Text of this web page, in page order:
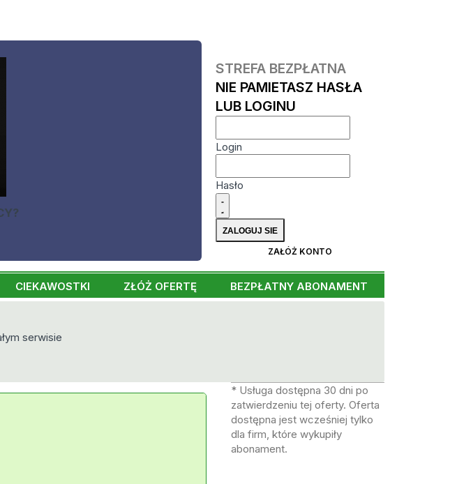
STREFA BEZPŁATNA
NIE PAMIETASZ HASŁA
LUB LOGINU
Login
Hasło
ZAŁÓŻ KONTO
CIEKAWOSTKI ZŁÓŻ OFERTĘ BEZPŁATNY ABONAMENT
serwisie
* Usługa dostępna 30 dni po
zatwierdzeniu tej oferty. Oferta
dostępna jest wcześniej tylko
dla firm, które wykupiły
abonament.